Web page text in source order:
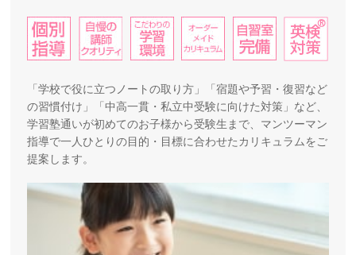
「学校で役に立つノートの取り方」「宿題や予習・復習など
の習慣付け」「中高一貫・私立中受験に向けた対策」など、
学習塾通いが初めてのお子様から受験生まで、マンツーマン
指導で一人ひとりの目的・目標に合わせたカリキュラムをご
提案します。